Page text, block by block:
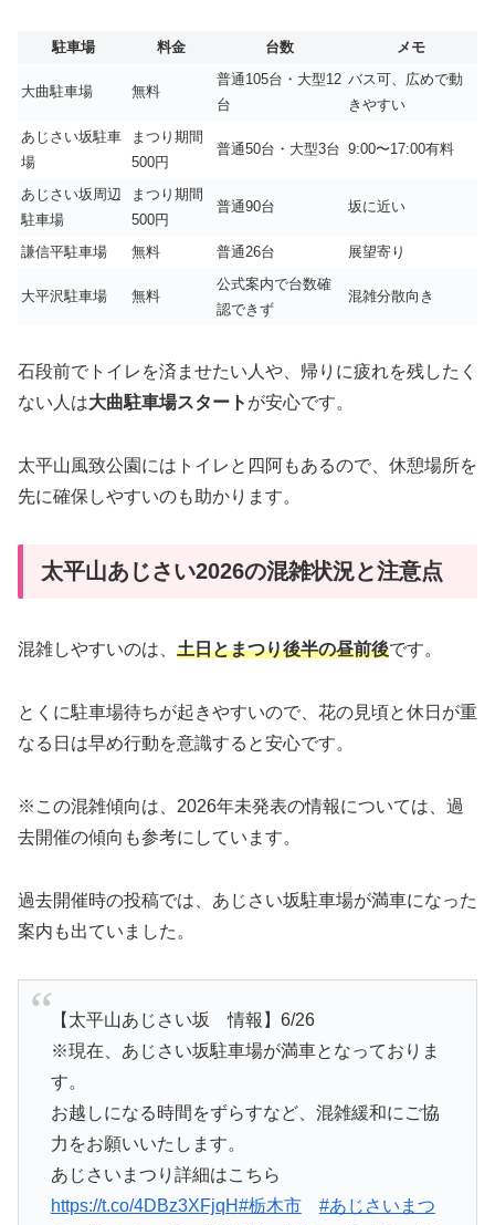
駐車場 料金 台数 メモ
大曲駐車場 無料
普通105台・大型12
台
バス可、広めで動
きやすい
あじさい坂駐車
場
まつり期間
500円
普通50台・大型3台 9:00〜17:00有料
あじさい坂周辺
駐車場
まつり期間
500円
普通90台 坂に近い
謙信平駐車場 無料 普通26台 展望寄り
大平沢駐車場 無料
公式案内で台数確
認できず
混雑分散向き
石段前でトイレを済ませたい人や、帰りに疲れを残したく
ない人は大曲駐車場スタート が安心です。
太平山風致公園にはトイレと四阿もあるので、休憩場所を
先に確保しやすいのも助かります。
太平山あじさい2026の混雑状況と注意点
混雑しやすいのは、 土日とまつり後半の昼前後です。
とくに駐車場待ちが起きやすいので、花の見頃と休日が重
なる日は早め行動を意識すると安心です。
※この混雑傾向は、2026年未発表の情報については、過
去開催の傾向も参考にしています。
過去開催時の投稿では、あじさい坂駐車場が満車になった
案内も出ていました。
【太平山あじさい坂 情報】6/26
※現在、あじさい坂駐車場が満車となっておりま
す。
お越しになる時間をずらすなど、混雑緩和にご協
力をお願いいたします。
あじさいまつり詳細はこちら
https://t.co/4DBz3XFjqH#栃木市
#あじさいまつ